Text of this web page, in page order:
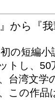
』から『
の短編小
トし、50
台湾文学
この作品